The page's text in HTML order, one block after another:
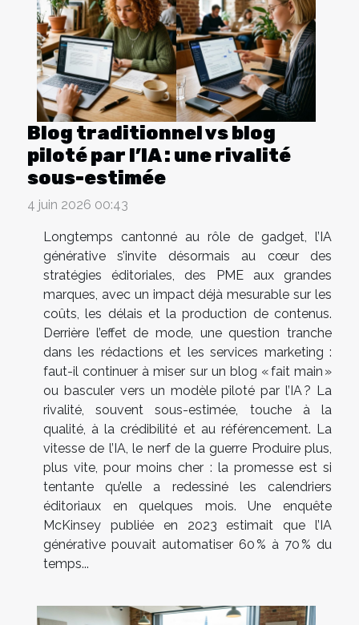
Blog traditionnel vs blog
piloté par l’IA : une rivalité
sous-estimée
4 juin 2026 00:43
Longtemps cantonné au rôle de gadget, l’IA
générative s’invite désormais au cœur des
stratégies éditoriales, des PME aux grandes
marques, avec un impact déjà mesurable sur les
coûts, les délais et la production de contenus.
Derrière l’effet de mode, une question tranche
dans les rédactions et les services marketing :
faut-il continuer à miser sur un blog « fait main »
ou basculer vers un modèle piloté par l’IA ? La
rivalité, souvent sous-estimée, touche à la
qualité, à la crédibilité et au référencement. La
vitesse de l’IA, le nerf de la guerre Produire plus,
plus vite, pour moins cher : la promesse est si
tentante qu’elle a redessiné les calendriers
éditoriaux en quelques mois. Une enquête
McKinsey publiée en 2023 estimait que l’IA
générative pouvait automatiser 60 % à 70 % du
temps...